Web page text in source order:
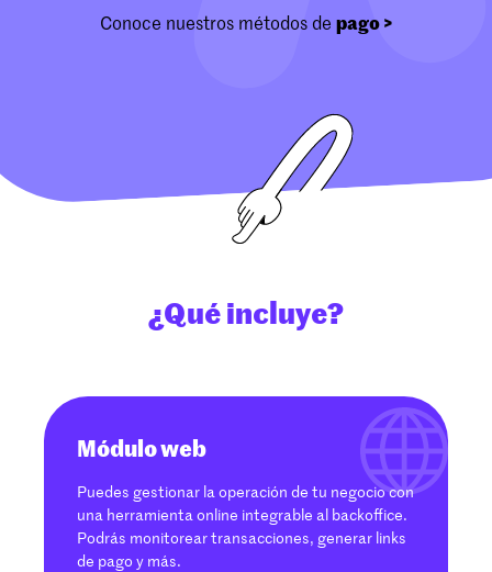
Conoce nuestros métodos de pago>
¿Qué incluye?
Módulo web
Puedes gestionar la operación de tu negocio con
una herramienta online integrable al backoffice.
Podrás monitorear transacciones, generar links
de pago y más.